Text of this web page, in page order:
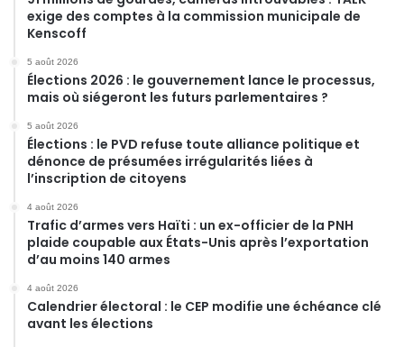
exige des comptes à la commission municipale de
Kenscoff
5 août 2026
Élections 2026 : le gouvernement lance le processus,
mais où siégeront les futurs parlementaires ?
5 août 2026
Élections : le PVD refuse toute alliance politique et
dénonce de présumées irrégularités liées à
l’inscription de citoyens
4 août 2026
Trafic d’armes vers Haïti : un ex-officier de la PNH
plaide coupable aux États-Unis après l’exportation
d’au moins 140 armes
4 août 2026
Calendrier électoral : le CEP modifie une échéance clé
avant les élections